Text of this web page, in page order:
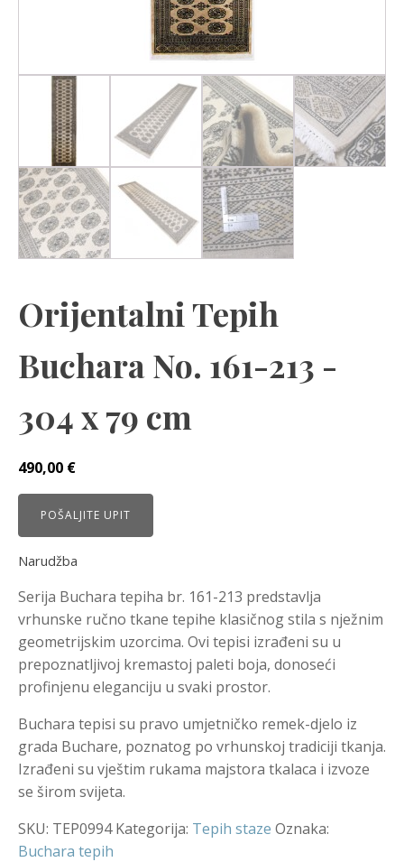
Orijentalni Tepih
Buchara No. 161-213 -
304 x 79 cm
490,00 €
POŠALJITE UPIT
Narudžba
Serija Buchara tepiha br. 161-213 predstavlja
vrhunske ručno tkane tepihe klasičnog stila s nježnim
geometrijskim uzorcima. Ovi tepisi izrađeni su u
prepoznatljivoj kremastoj paleti boja, donoseći
profinjenu eleganciju u svaki prostor.
Buchara tepisi su pravo umjetničko remek-djelo iz
grada Buchare, poznatog po vrhunskoj tradiciji tkanja.
Izrađeni su vještim rukama majstora tkalaca i izvoze
se širom svijeta.
SKU: TEP0994 Kategorija: Tepih staze Oznaka:
Buchara tepih